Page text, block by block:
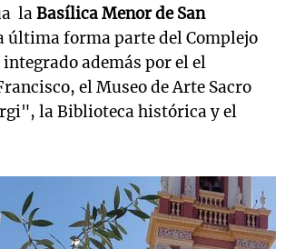
laBasílica Menor de San
última forma parte del Complejo
además por el el
el Museo de Arte Sacro
la Biblioteca histórica y el